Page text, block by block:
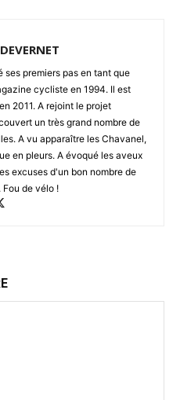
premiers pas en tant que
cycliste en 1994. Il est
2011. A rejoint le projet
un très grand nombre de
A vu apparaître les Chavanel,
en pleurs. A évoqué les aveux
excuses d'un bon nombre de
Fou de vélo !